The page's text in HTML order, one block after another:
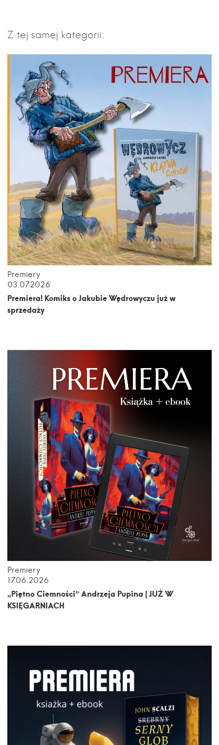
Z tej samej kategorii:
Premiery
03.07.2026
Premiera! Komiks o Jakubie Wędrowyczu już w
sprzedaży
Premiery
17.06.2026
„Piętno Ciemności” Andrzeja Pupina | JUŻ W
KSIĘGARNIACH